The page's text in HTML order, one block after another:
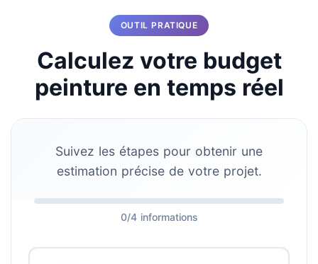
OUTIL PRATIQUE
Calculez votre budget
peinture en temps réel
Suivez les étapes pour obtenir une
estimation précise de votre projet.
0/4 informations